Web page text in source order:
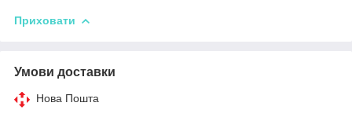
Приховати
Умови доставки
Нова Пошта